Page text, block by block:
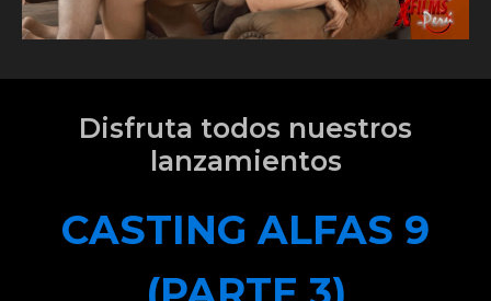
Disfruta todos nuestros
lanzamientos
CASTING ALFAS 9